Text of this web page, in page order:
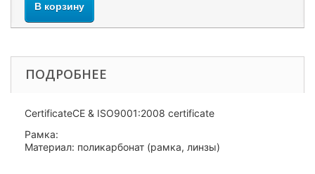
В корзину
ПОДРОБНЕЕ
CertificateCE & ISO9001:2008 certificate
Рамка:
Материал: поликарбонат (рамка, линзы)